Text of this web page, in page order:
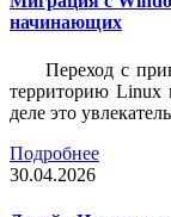
начинающих
Переход с
территорию Linux
деле это
Подробнее
30.04.2026